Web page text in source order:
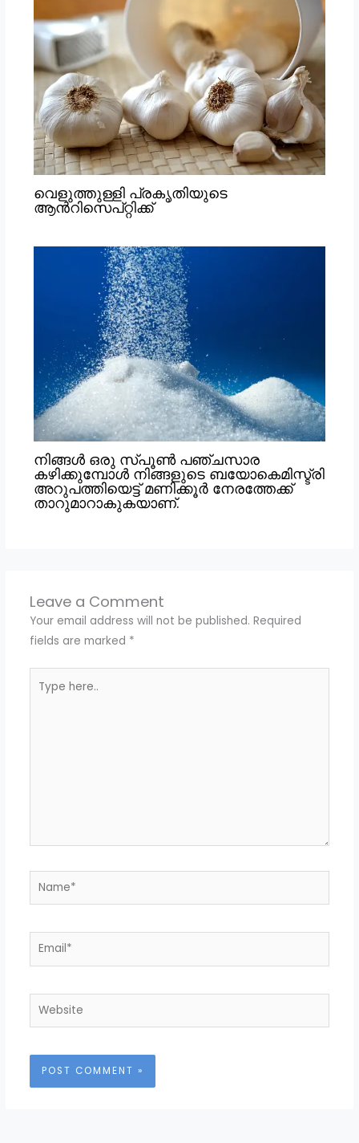
വെളുത്തുള്ളി പ്രകൃതിയുടെ
ആൻറിസെപ്റ്റിക്ക്
നിങ്ങൾ ഒരു സ്പൂൺ പഞ്ചസാര
കഴിക്കുമ്പോൾ നിങ്ങളുടെ ബയോകെമിസ്ട്രി
അറുപത്തിയെട്ട് മണിക്കൂർ നേരത്തേക്ക്
താറുമാറാകുകയാണ്.
Leave a Comment
Your email address will not be published. Required
fields are marked *
here..
Name*
Email*
Website